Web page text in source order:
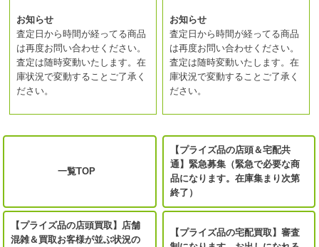
お知らせ
査定日から時間が経ってる商品
は再度お問い合わせください。
査定は随時変動いたします。在
庫状況で変動することご了承く
ださい。
お知らせ
査定日から時間が経ってる商品
は再度お問い合わせください。
査定は随時変動いたします。在
庫状況で変動することご了承く
ださい。
一覧TOP
【プライズ品の店頭＆宅配共
通】緊急募集（緊急で必要な商
品になります。在庫集まり次第
終了）
【プライズ品の店頭買取】店舗
混雑＆買取お客様が並ぶ状況の
【プライズ品の宅配買取】審査